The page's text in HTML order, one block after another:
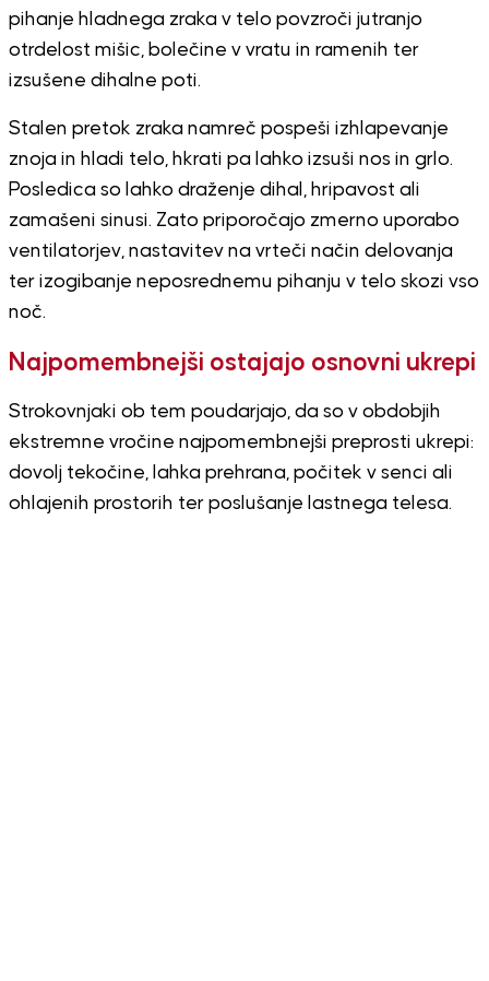
pihanje hladnega zraka v telo povzroči jutranjo
otrdelost mišic, bolečine v vratu in ramenih ter
izsušene dihalne poti.
Stalen pretok zraka namreč pospeši izhlapevanje
znoja in hladi telo, hkrati pa lahko izsuši nos in grlo.
Posledica so lahko draženje dihal, hripavost ali
zamašeni sinusi. Zato priporočajo zmerno uporabo
ventilatorjev, nastavitev na vrteči način delovanja
ter izogibanje neposrednemu pihanju v telo skozi vso
noč.
Najpomembnejši ostajajo osnovni ukrepi
Strokovnjaki ob tem poudarjajo, da so v obdobjih
ekstremne vročine najpomembnejši preprosti ukrepi:
dovolj tekočine, lahka prehrana, počitek v senci ali
ohlajenih prostorih ter poslušanje lastnega telesa.